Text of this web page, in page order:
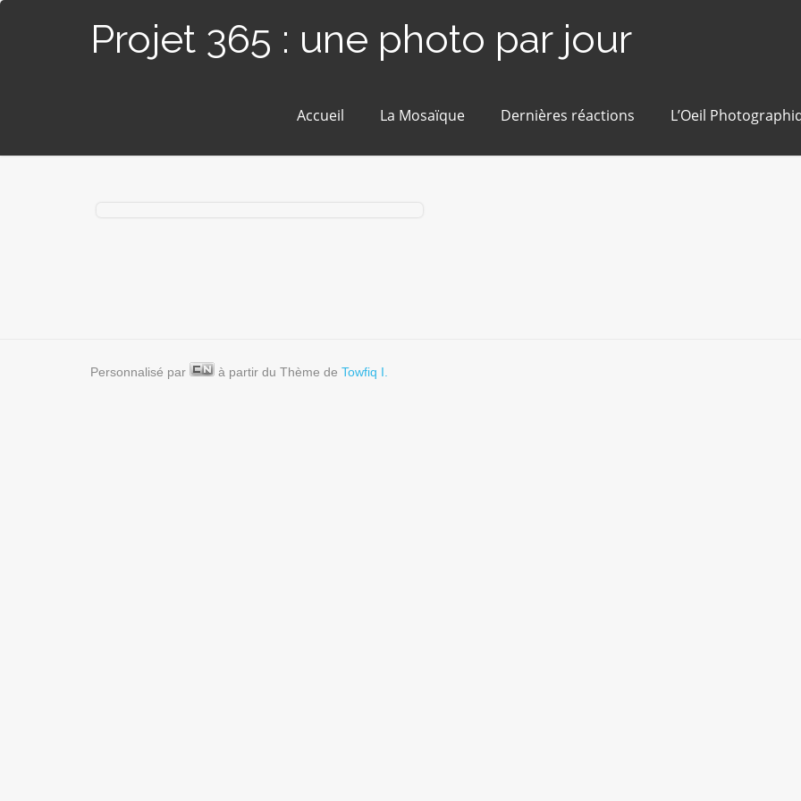
Projet 365 : une photo par jour
Accueil La Mosaïque Dernières réactions L’Oeil
Personnalisé par à partir du Thème de Towfiq I.